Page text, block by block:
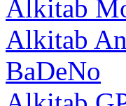
Alkitab
Alkitab
BaDeNo